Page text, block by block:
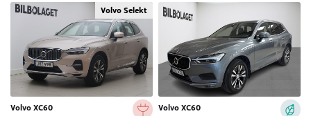
Volvo Selekt
Volvo XC60 Volvo XC60